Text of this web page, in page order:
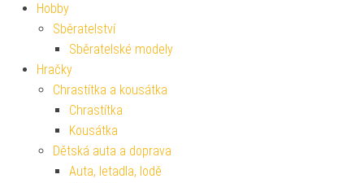
Hobby
Sběratelství
Sběratelské modely
Hračky
Chrastítka a kousátka
Chrastítka
Kousátka
Dětská auta a doprava
Auta, letadla, lodě